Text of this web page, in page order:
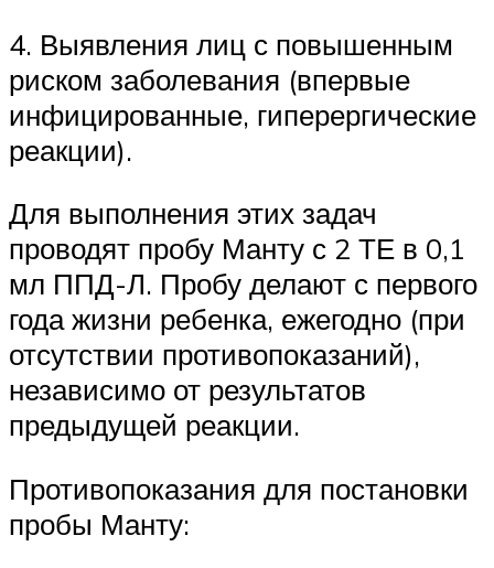
4. Выявления лиц с повышенным
риском заболевания (впервые
инфицированные, гиперергические
реакции).
Для выполнения этих задач
проводят пробу Манту с 2 ТЕ в 0,1
мл ППД-​​Л. Пробу делают с первого
года жизни ребенка, ежегодно (при
отсутствии противопоказаний),
независимо от результатов
предыдущей реакции.
Противопоказания для постановки
пробы Манту: